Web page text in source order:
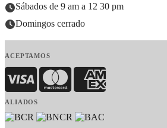
Sábados de 9 am a 12 30 pm
Domingos cerrado
ACEPTAMOS
Visa MasterCardAmerican
ALIADOS